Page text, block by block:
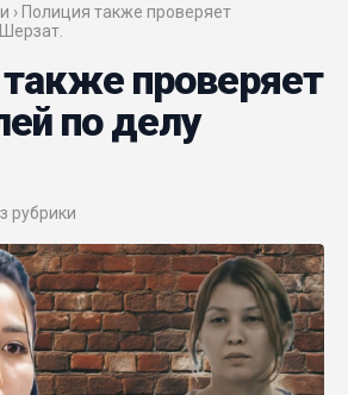
› Полиция также проверяет
проверяет
по делу
рубрики